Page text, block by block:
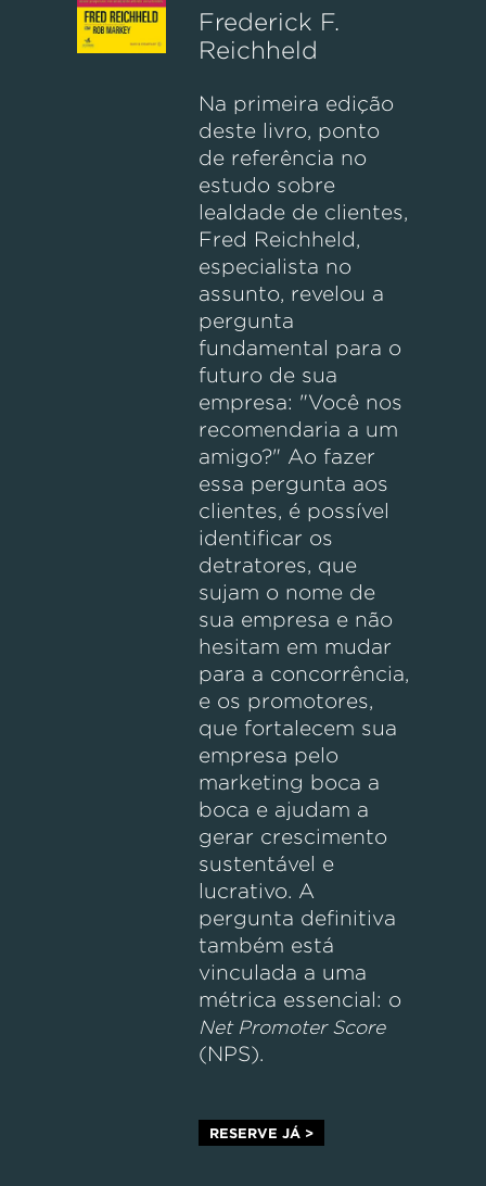
Frederick F.
Reichheld
Na primeira edição
deste livro, ponto
de referência no
estudo sobre
lealdade de clientes,
Fred Reichheld,
especialista no
assunto, revelou a
pergunta
fundamental para o
futuro de sua
empresa: "Você nos
recomendaria a um
amigo?" Ao fazer
essa pergunta aos
clientes, é possível
identificar os
detratores, que
sujam o nome de
sua empresa e não
hesitam em mudar
para a concorrência,
e os promotores,
que fortalecem sua
empresa pelo
marketing boca a
boca e ajudam a
gerar crescimento
sustentável e
lucrativo. A
pergunta definitiva
também está
vinculada a uma
métrica essencial: o
Net Promoter Score
(NPS).
RESERVE JÁ >